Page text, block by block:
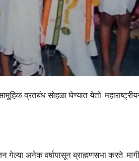
व्रतबंध सोहळा घेण्यात येतो.
अनेक वर्षापासून ब्राह्मणसभा करते.